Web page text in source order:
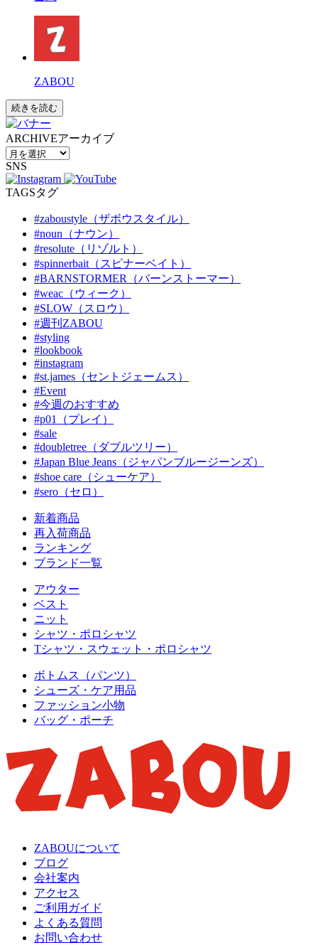
ZABOU
続きを読む
ARCHIVEアーカイブ
SNS
TAGSタグ
#zaboustyle（ザボウスタイル）
#noun（ナウン）
#resolute（リゾルト）
#spinnerbait（スピナーベイト）
#BARNSTORMER（バーンストーマー）
#weac（ウィーク）
#SLOW（スロウ）
#週刊ZABOU
#styling
#lookbook
#instagram
#st.james（セントジェームス）
#Event
#今週のおすすめ
#p01（プレイ）
#sale
#doubletree（ダブルツリー）
#Japan Blue Jeans（ジャパンブルージーンズ）
#shoe care（シューケア）
#sero（セロ）
新着商品
再入荷商品
ランキング
ブランド一覧
アウター
ベスト
ニット
シャツ・ポロシャツ
Tシャツ・スウェット・ポロシャツ
ボトムス（パンツ）
シューズ・ケア用品
ファッション小物
バッグ・ポーチ
ZABOUについて
ブログ
会社案内
アクセス
ご利用ガイド
よくある質問
お問い合わせ